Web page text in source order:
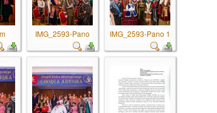
IMG_2593-Pano IMG_2593-Pano 1